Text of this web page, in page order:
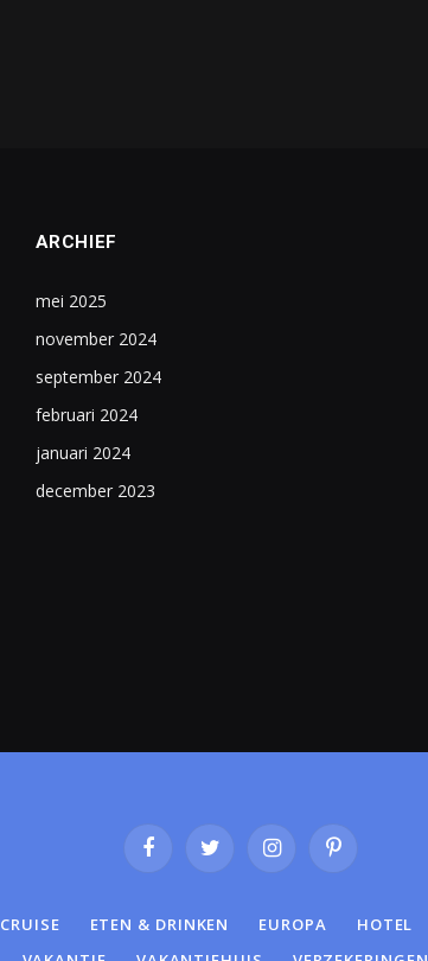
ARCHIEF
mei 2025
november 2024
september 2024
februari 2024
januari 2024
december 2023
FacebookTwitter InstagramPinterest
CRUISE ETEN & DRINKEN EUROPA HOTEL